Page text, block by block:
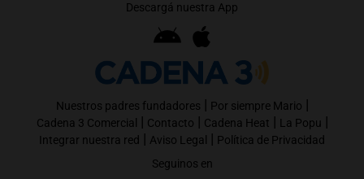
Descargá nuestra App
Nuestros padres fundadores | Por siempre Mario |
Cadena 3 Comercial | Contacto | Cadena Heat | La Popu |
Integrar nuestra red | Aviso Legal | Política de Privacidad
Seguinos en